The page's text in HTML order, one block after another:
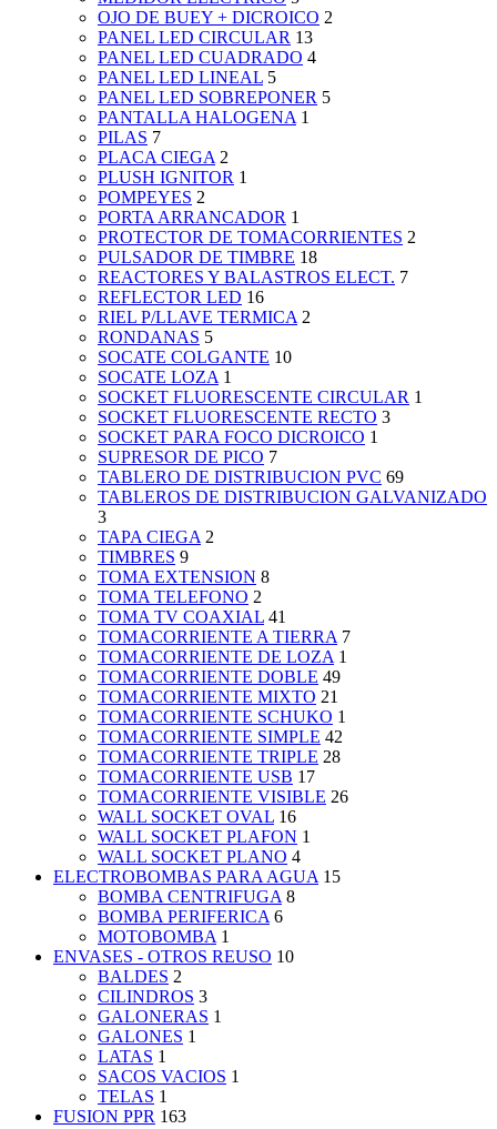
OJO DE BUEY + DICROICO 2
PANEL LED CIRCULAR 13
PANEL LED CUADRADO 4
PANEL LED LINEAL 5
PANEL LED SOBREPONER 5
PANTALLA HALOGENA 1
PILAS 7
PLACA CIEGA 2
PLUSH IGNITOR 1
POMPEYES 2
PORTA ARRANCADOR 1
PROTECTOR DE TOMACORRIENTES 2
PULSADOR DE TIMBRE 18
REACTORES Y BALASTROS ELECT. 7
REFLECTOR LED 16
RIEL P/LLAVE TERMICA 2
RONDANAS 5
SOCATE COLGANTE 10
SOCATE LOZA 1
SOCKET FLUORESCENTE CIRCULAR 1
SOCKET FLUORESCENTE RECTO 3
SOCKET PARA FOCO DICROICO 1
SUPRESOR DE PICO 7
TABLERO DE DISTRIBUCION PVC 69
TABLEROS DE DISTRIBUCION GALVANIZADO
3
TAPA CIEGA 2
TIMBRES 9
TOMA EXTENSION 8
TOMA TELEFONO 2
TOMA TV COAXIAL 41
TOMACORRIENTE A TIERRA 7
TOMACORRIENTE DE LOZA 1
TOMACORRIENTE DOBLE 49
TOMACORRIENTE MIXTO 21
TOMACORRIENTE SCHUKO 1
TOMACORRIENTE SIMPLE 42
TOMACORRIENTE TRIPLE 28
TOMACORRIENTE USB 17
TOMACORRIENTE VISIBLE 26
WALL SOCKET OVAL 16
WALL SOCKET PLAFON 1
WALL SOCKET PLANO 4
ELECTROBOMBAS PARA AGUA 15
BOMBA CENTRIFUGA 8
BOMBA PERIFERICA 6
MOTOBOMBA 1
ENVASES - OTROS REUSO 10
BALDES 2
CILINDROS 3
GALONERAS 1
GALONES 1
LATAS 1
SACOS VACIOS 1
TELAS 1
FUSION PPR 163